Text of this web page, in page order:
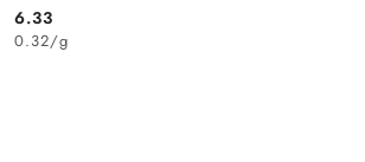
Cena:
6.33
0.32/g